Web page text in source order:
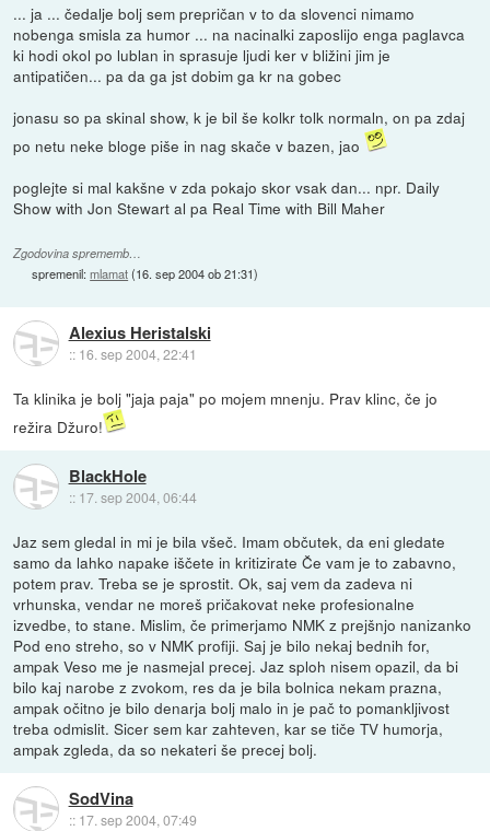
... ja ... čedalje bolj sem prepričan v to da slovenci nimamo
nobenga smisla za humor ... na nacinalki zaposlijo enga paglavca
ki hodi okol po lublan in sprasuje ljudi ker v bližini jim je
antipatičen... pa da ga jst dobim ga kr na gobec
jonasu so pa skinal show, k je bil še kolkr tolk normaln, on pa zdaj
po netu neke bloge piše in nag skače v bazen, jao
poglejte si mal kakšne v zda pokajo skor vsak dan... npr. Daily
Show with Jon Stewart al pa Real Time with Bill Maher
Zgodovina sprememb…
spremenil:mlamat(16. sep 2004 ob 21:31)
Alexius Heristalski
:: 16. sep 2004, 22:41
Ta klinika je bolj "jaja paja" po mojem mnenju. Prav klinc, če jo
režira Džuro!
BlackHole
:: 17. sep 2004, 06:44
Jaz sem gledal in mi je bila všeč. Imam občutek, da eni gledate
samo da lahko napake iščete in kritizirate Če vam je to zabavno,
potem prav. Treba se je sprostit. Ok, saj vem da zadeva ni
vrhunska, vendar ne moreš pričakovat neke profesionalne
izvedbe, to stane. Mislim, če primerjamo NMK z prejšnjo nanizanko
Pod eno streho, so v NMK profiji. Saj je bilo nekaj bednih for,
ampak Veso me je nasmejal precej. Jaz sploh nisem opazil, da bi
bilo kaj narobe z zvokom, res da je bila bolnica nekam prazna,
ampak očitno je bilo denarja bolj malo in je pač to pomankljivost
treba odmislit. Sicer sem kar zahteven, kar se tiče TV humorja,
ampak zgleda, da so nekateri še precej bolj.
SodVina
:: 17. sep 2004, 07:49